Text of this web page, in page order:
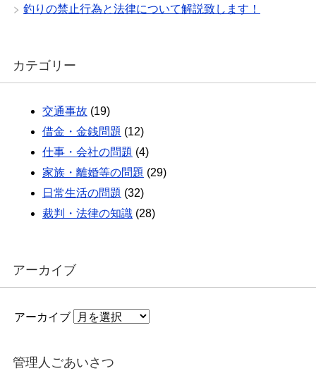
釣りの禁止行為と法律について解説致します！
カテゴリー
交通事故 (19)
借金・金銭問題 (12)
仕事・会社の問題 (4)
家族・離婚等の問題 (29)
日常生活の問題 (32)
裁判・法律の知識 (28)
アーカイブ
アーカイブ
管理人ごあいさつ